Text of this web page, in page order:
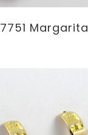
7751 Margarita